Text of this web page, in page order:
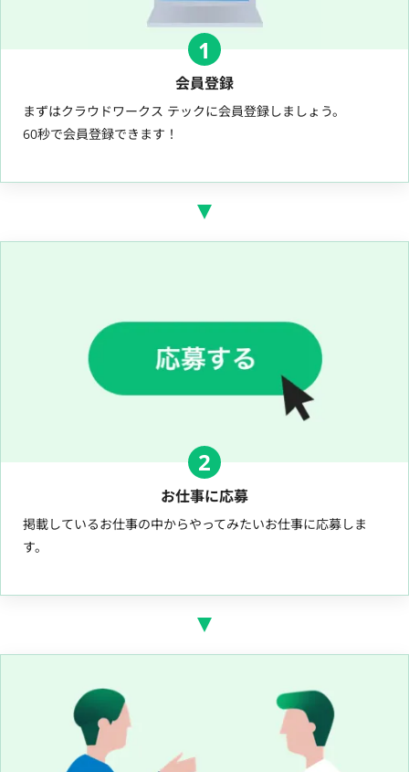
1
会員登録
まずはクラウドワークス テックに会員登録しましょう。
60秒で会員登録できます！
2
お仕事に応募
掲載しているお仕事の中からやってみたいお仕事に応募しま
す。